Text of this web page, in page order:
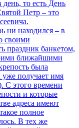
то есть День
Петр – это
ни находился – в
своими
праздник банкетом,
ближайшими
была
уже получает имя
С этого времени
и которые
адреса имеют
полное
В тех же